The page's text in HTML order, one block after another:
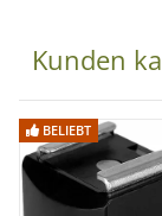
Lieferumfang:
Kunden
BELIEBT